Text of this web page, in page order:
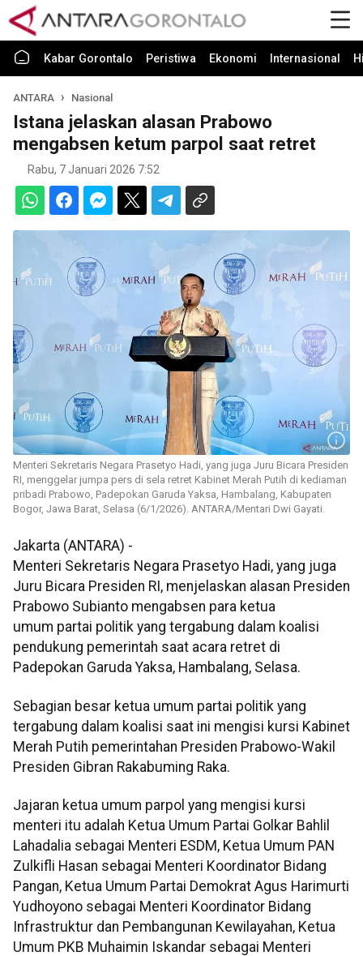
Kabar Gorontalo Peristiwa Ekonomi Internasional
ANTARA Nasional
Istana jelaskan alasan Prabowo
mengabsen ketum parpol saat retret
Rabu, 7 Januari 2026 7:52
Menteri Sekretaris Negara Prasetyo Hadi, yang juga Juru Bicara Presiden
RI, menggelar jumpa pers di sela retret Kabinet Merah Putih di kediaman
pribadi Prabowo, Padepokan Garuda Yaksa, Hambalang, Kabupaten
Bogor, Jawa Barat, Selasa (6/1/2026). ANTARA/Mentari Dwi Gayati.
Jakarta (ANTARA) -
Menteri Sekretaris Negara Prasetyo Hadi, yang juga
Juru Bicara Presiden RI, menjelaskan alasan Presiden
Prabowo Subianto mengabsen para ketua
umum partai politik yang tergabung dalam koalisi
pendukung pemerintah saat acara retret di
Padepokan Garuda Yaksa, Hambalang, Selasa.
Sebagian besar ketua umum partai politik yang
tergabung dalam koalisi saat ini mengisi kursi Kabinet
Merah Putih pemerintahan Presiden Prabowo-Wakil
Presiden Gibran Rakabuming Raka.
Jajaran ketua umum parpol yang mengisi kursi
menteri itu adalah Ketua Umum Partai Golkar Bahlil
Lahadalia sebagai Menteri ESDM, Ketua Umum PAN
Zulkifli Hasan sebagai Menteri Koordinator Bidang
Pangan, Ketua Umum Partai Demokrat Agus Harimurti
Yudhoyono sebagai Menteri Koordinator Bidang
Infrastruktur dan Pembangunan Kewilayahan, Ketua
Umum PKB Muhaimin Iskandar sebagai Menteri